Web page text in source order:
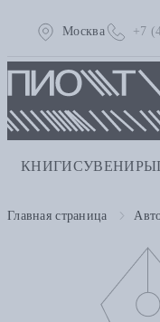
Москва +7
КНИГИСУВЕНИРЫ
Главная страница